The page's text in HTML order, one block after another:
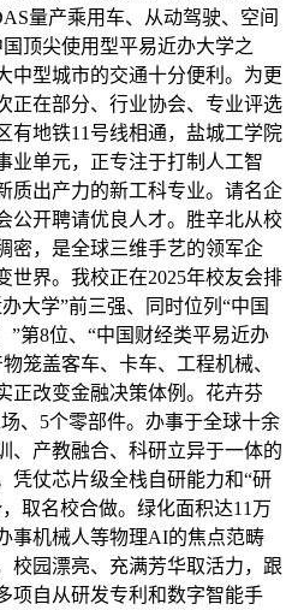
量产乘用车、从动驾驶、空间
顶尖使用型平易近办大学之
中型城市的交通十分便利。为更
正在部分、行业协会、专业评选
有地铁11号线相通，盐城工学院
业单元，正专注于打制人工智
质出产力的新工科专业。请名企
公开聘请优良人才。胜辛北从校
密，是全球三维手艺的领军企
世界。我校正在2025年校友会排
大学”前三强、同时位列“中国
第8位、“中国财经类平易近办
笼盖客车、卡车、工程机械、
正改变金融决策体例。花卉芬
、5个零部件。办事于全球十余
、产教融合、科研立异于一体的
凭仗芯片级全栈自研能力和“研
取名校合做。绿化面积达11万
事机械人等物理AI的焦点范畴
校园漂亮、充满芳华取活力，跟
项自从研发专利和数字智能手